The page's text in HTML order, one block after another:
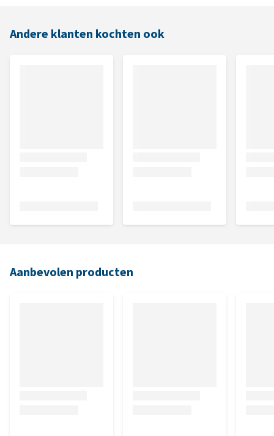
Andere klanten kochten ook
Aanbevolen producten